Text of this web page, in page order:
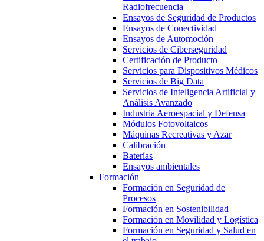
Radiofrecuencia
Ensayos de Seguridad de Productos
Ensayos de Conectividad
Ensayos de Automoción
Servicios de Ciberseguridad
Certificación de Producto
Servicios para Dispositivos Médicos
Servicios de Big Data
Servicios de Inteligencia Artificial y
Análisis Avanzado
Industria Aeroespacial y Defensa
Módulos Fotovoltaicos
Máquinas Recreativas y Azar
Calibración
Baterías
Ensayos ambientales
Formación
Formación en Seguridad de
Procesos
Formación en Sostenibilidad
Formación en Movilidad y Logística
Formación en Seguridad y Salud en